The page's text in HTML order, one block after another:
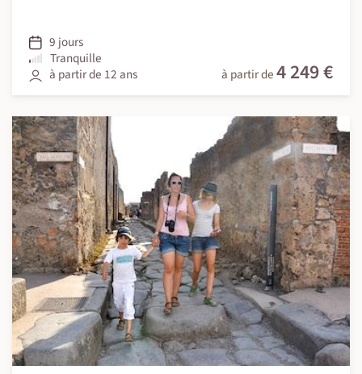
9 jours
Tranquille
à partir de 12 ans
à partir de4 249 €